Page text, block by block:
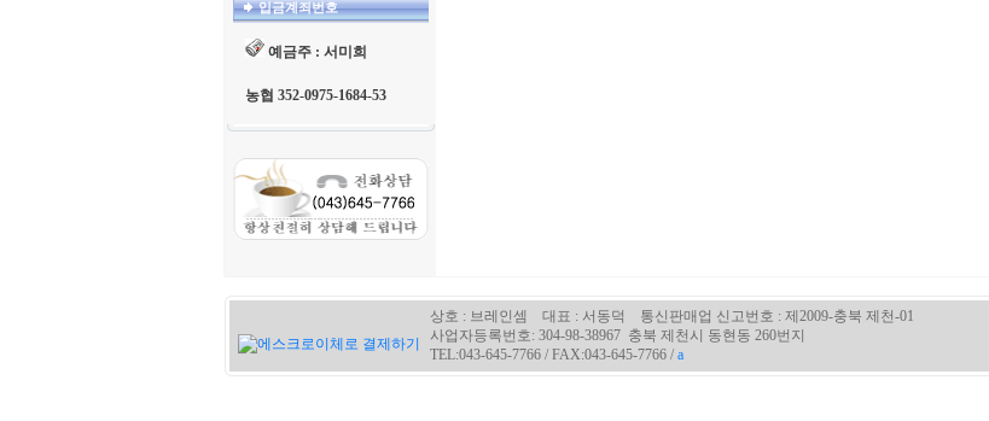
입금계죄번호
예금주 : 서미희
농협 352-0975-1684-53
상호 : 브레인셈 대표 : 서동덕 통신판매업 신고번호 : 제2009-충북 제천-01
사업자등록번호: 304-98-38967 충북 제천시 동현동 260번지
TEL:043-645-7766 / FAX:043-645-7766 / a